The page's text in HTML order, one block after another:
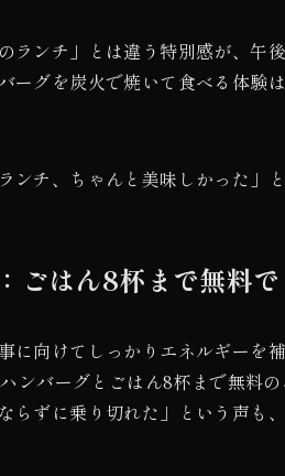
のランチ」とは違う特別感が、
ーグを炭火で焼いて食べる体験
ランチ、ちゃんと美味しかった
ごはん8杯まで無料
に向けてしっかりエネルギー
ンバーグとごはん8杯まで無料
らずに乗り切れた」という声も